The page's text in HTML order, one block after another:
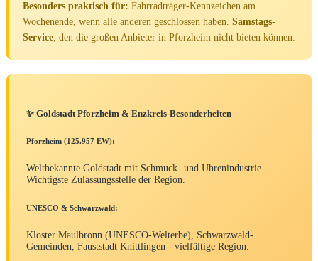
Besonders praktisch für: Fahrradträger-Kennzeichen am
Wochenende, wenn alle anderen geschlossen haben. Samstags-
Service, den die großen Anbieter in Pforzheim nicht bieten können.
✨ Goldstadt Pforzheim & Enzkreis-Besonderheiten
Pforzheim (125.957 EW):
Weltbekannte Goldstadt mit Schmuck- und Uhrenindustrie.
Wichtigste Zulassungsstelle der Region.
UNESCO & Schwarzwald:
Kloster Maulbronn (UNESCO-Welterbe), Schwarzwald-
Gemeinden, Fauststadt Knittlingen - vielfältige Region.